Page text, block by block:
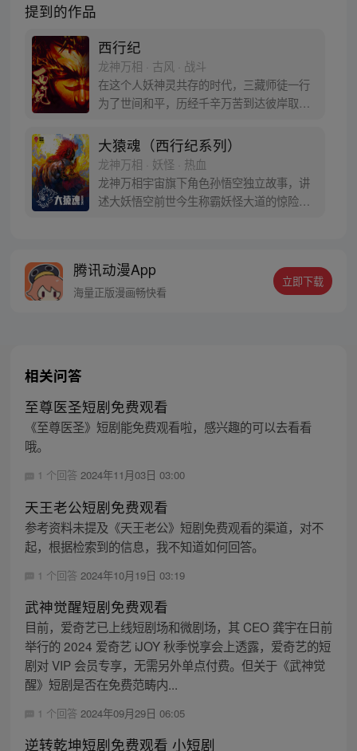
提到的作品
西行纪
龙神万相 · 古风 · 战斗
在这个人妖神灵共存的时代，三藏师徒一行
为了世间和平，历经千辛万苦到达彼岸取
变得美好….随着阴谋慢慢揭露，暗魂四起,
为了让“永恒之火”重新归位，小狼妖白狼不
辞万难，找到唐三藏大法师，和他一起重新
寻回徒弟们，组成全新“西行小队”，再度踏
上西行之旅……
大猿魂（西行纪系列）
龙神万相 · 妖怪 · 热血
龙神万相宇宙旗下角色孙悟空独立故事，讲
述大妖悟空前世今生称霸妖怪大道的惊险历
人…六十年后，他再次破石而出，背负着守
护族人的希望和信念打败了妖怪大道的霸
腾讯动漫App
海量正版漫画畅快看
立即下载
相关问答
至尊医圣短剧免费观看
《至尊医圣》短剧能免费观看啦，感兴趣的可以去看看
哦。
1 个回答 2024年11月03日 03:00
天王老公短剧免费观看
参考资料未提及《天王老公》短剧免费观看的渠道，对不
起，根据检索到的信息，我不知道如何回答。
1 个回答 2024年10月19日 03:19
武神觉醒短剧免费观看
目前，爱奇艺已上线短剧场和微剧场，其 CEO 龚宇在日前
举行的 2024 爱奇艺 iJOY 秋季悦享会上透露，爱奇艺的短
剧对 VIP 会员专享，无需另外单点付费。但关于《武神觉
醒》短剧是否在免费范畴内...
1 个回答 2024年09月29日 06:05
逆转乾坤短剧免费观看 小短剧